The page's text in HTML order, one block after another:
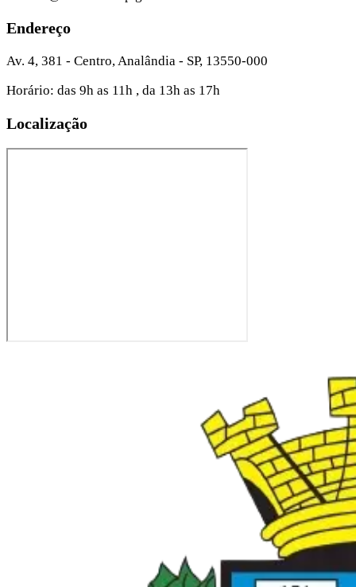
Endereço
Av. 4, 381 - Centro, Analândia - SP, 13550-000
Horário: das 9h as 11h , da 13h as 17h
Localização